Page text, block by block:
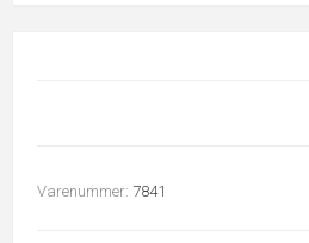
Varenummer: 7841